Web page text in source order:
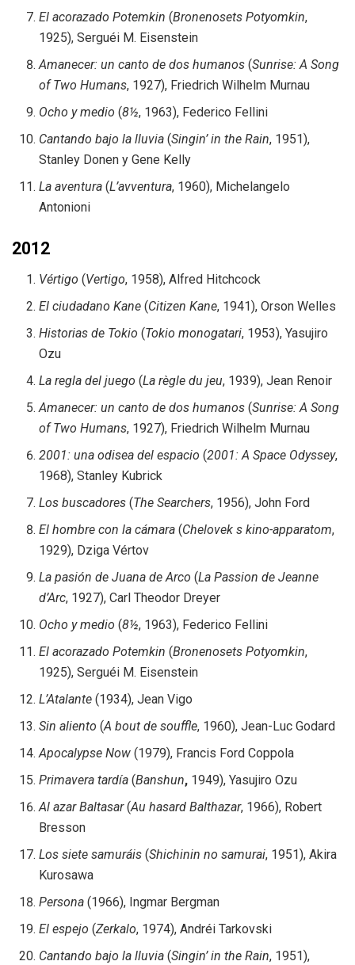
El acorazado Potemkin (Bronenosets Potyomkin,
1925), Serguéi M. Eisenstein
Amanecer: un canto de dos humanos(Sunrise: A Song
of Two Humans, 1927), Friedrich Wilhelm Murnau
Ocho y medio(8½, 1963), Federico Fellini
Cantando bajo la lluvia (Singin’ in the Rain, 1951),
Stanley Donen y Gene Kelly
La aventura (L’avventura, 1960), Michelangelo
Antonioni
2012
Vértigo(Vertigo, 1958), Alfred Hitchcock
El ciudadano Kane (Citizen Kane, 1941), Orson Welles
Historias de Tokio(Tokio monogatari, 1953), Yasujiro
Ozu
La regla del juego (La règle du jeu, 1939), Jean Renoir
Amanecer: un canto de dos humanos(Sunrise: A Song
of Two Humans, 1927), Friedrich Wilhelm Murnau
2001: una odisea del espacio(2001: A Space Odyssey,
1968), Stanley Kubrick
Los buscadores(The Searchers, 1956), John Ford
El hombre con la cámara(Chelovek s kino-apparatom,
1929), Dziga Vértov
La pasión de Juana de Arco (La Passion de Jeanne
d’Arc, 1927), Carl Theodor Dreyer
Ocho y medio(8½, 1963), Federico Fellini
El acorazado Potemkin (Bronenosets Potyomkin,
1925), Serguéi M. Eisenstein
L’Atalante (1934), Jean Vigo
Sinaliento(A bout de souffle, 1960), Jean-Luc Godard
Apocalypse Now(1979), Francis Ford Coppola
Primavera tardía(Banshun, 1949), Yasujiro Ozu
Al azar Baltasar(Au hasard Balthazar, 1966), Robert
Bresson
Los siete samuráis(Shichinin no samurai, 1951), Akira
Kurosawa
Persona(1966), Ingmar Bergman
El espejo(Zerkalo, 1974), Andréi Tarkovski
Cantando bajo la lluvia (Singin’ in the Rain, 1951),